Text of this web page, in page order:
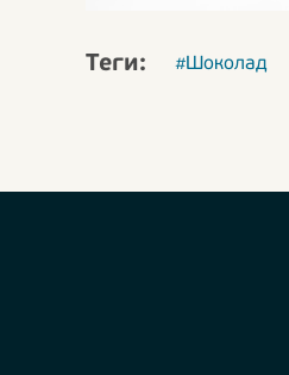
Теги: #Шоколад